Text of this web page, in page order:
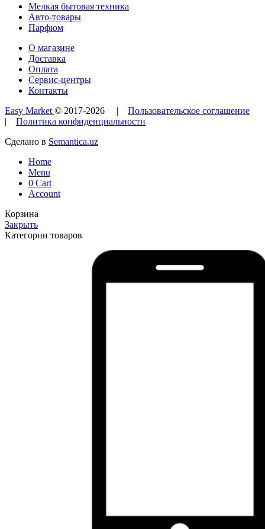
Мелкая бытовая техника
Авто-товары
Парфюм
О магазине
Доставка
Оплата
Сервис-центры
Контакты
Easy Market © 2017-2026 | Пользовательское соглашение
| Политика конфиденциальности
Сделано в Semantica.uz
Home
Menu
0 Cart
Account
Корзина
Закрыть
Категории товаров